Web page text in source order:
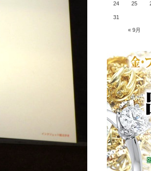
« 9月
24 25
31